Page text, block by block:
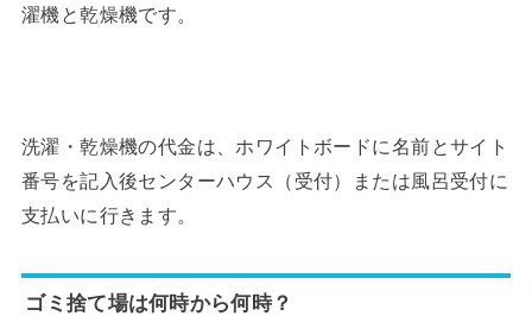
濯機と乾燥機です。
洗濯・乾燥機の代金は、ホワイトボードに名前とサイト
番号を記入後センターハウス（受付）または風呂受付に
支払いに行きます。
ゴミ捨て場は何時から何時？